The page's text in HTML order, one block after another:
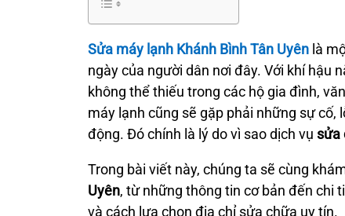
Sửa máy lạnh Khánh Bình Tân Uyên là
ngày của người dân nơi đây. Với khí hậu
không thể thiếu trong các hộ gia đình,
máy lạnh cũng sẽ gặp phải những sự
động. Đó chính là lý do vì sao dịch vụ sửa
Trong bài viết này, chúng ta sẽ cùng
Uyên, từ những thông tin cơ bản đến chi
và cách lựa chọn địa chỉ sửa chữa uy tín.